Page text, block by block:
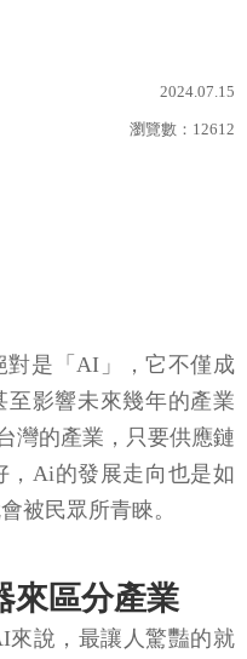
2024.07.15
瀏覽數： 12612
對是「AI」，它不僅成
至影響未來幾年的產業
灣的產業，只要供應鏈
，Ai的發展走向也是如
被民眾所青睞。
來區分產業
說，最讓人驚豔的就